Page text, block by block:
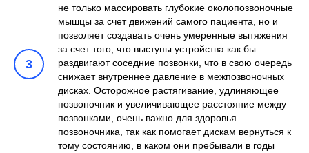
3
не только массировать глубокие околопозвоночные
мышцы за счет движений самого пациента, но и
позволяет создавать очень умеренные вытяжения
за счет того, что выступы устройства как бы
раздвигают соседние позвонки, что в свою очередь
снижает внутреннее давление в межпозвоночных
дисках. Осторожное растягивание, удлиняющее
позвоночник и увеличивающее расстояние между
позвонками, очень важно для здоровья
позвоночника, так как помогает дискам вернуться к
тому состоянию, в каком они пребывали в годы